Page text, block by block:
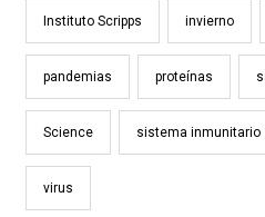
Instituto Scripps invierno
pandemias proteínas
Science sistema inmunitario
virus